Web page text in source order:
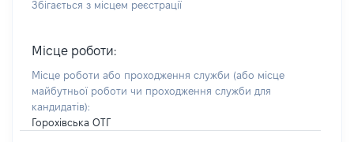
Збігається з місцем реєстрації
Місце роботи:
Місце роботи або проходження служби (або місце
майбутньої роботи чи проходження служби для
кандидатів):
Горохівська ОТГ